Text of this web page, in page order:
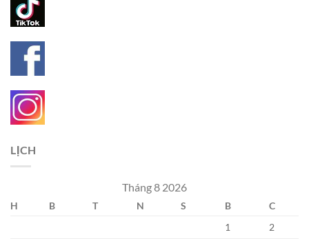
LỊCH
Tháng 8 2026
H B T N S B
C
1
2